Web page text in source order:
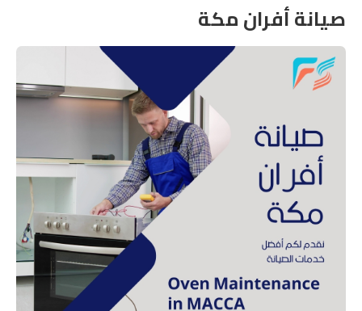
صيانة أفران مكة